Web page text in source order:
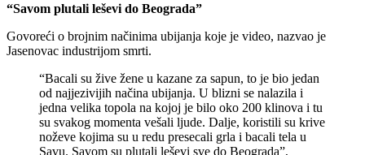
“Savom plutali leševi do Beograda”
Govoreći o brojnim načinima ubijanja koje je video, nazvao je
Jasenovac industrijom smrti.
“Bacali su žive žene u kazane za sapun, to je bio jedan
od najjezivijih načina ubijanja. U blizni se nalazila i
jedna velika topola na kojoj je bilo oko 200 klinova i tu
su svakog momenta vešali ljude. Dalje, koristili su krive
noževe kojima su u redu presecali grla i bacali tela u
Savu. Savom su plutali leševi sve do Beograda”,